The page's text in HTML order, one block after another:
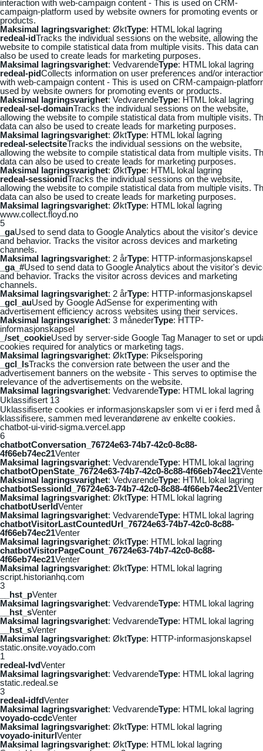
interaction with web-campaign content - This is used on CRM-
campaign-platform used by website owners for promoting events or
products.
Maksimal lagringsvarighet: ØktType: HTML lokal lagring
redeal-idTracks the individual sessions on the website, allowing the
website to compile statistical data from multiple visits. This data can
also be used to create leads for marketing purposes.
Maksimal lagringsvarighet: VedvarendeType: HTML lokal lagring
redeal-pidCollects information on user preferences and/or
with web-campaign content - This is used on CRM-campaign-
used by website owners for promoting events or products.
Maksimal lagringsvarighet: VedvarendeType: HTML lokal lagring
redeal-sel-domainTracks the individual sessions on the website,
allowing the website to compile statistical data from multiple visits.
data can also be used to create leads for marketing purposes.
Maksimal lagringsvarighet: ØktType: HTML lokal lagring
redeal-selectsiteTracks the individual sessions on the website,
allowing the website to compile statistical data from multiple visits.
data can also be used to create leads for marketing purposes.
Maksimal lagringsvarighet: ØktType: HTML lokal lagring
redeal-sessionidTracks the individual sessions on the website,
allowing the website to compile statistical data from multiple visits.
data can also be used to create leads for marketing purposes.
Maksimal lagringsvarighet: ØktType: HTML lokal lagring
www.collect.floyd.no
5
_gaUsed to send data to Google Analytics about the visitor's device
and behavior. Tracks the visitor across devices and marketing
channels.
Maksimal lagringsvarighet: 2 årType: HTTP-informasjonskapsel
_ga_#Used to send data to Google Analytics about the visitor's
and behavior. Tracks the visitor across devices and marketing
channels.
Maksimal lagringsvarighet: 2 årType: HTTP-informasjonskapsel
_gcl_auUsed by Google AdSense for experimenting with
advertisement efficiency across websites using their services.
Maksimal lagringsvarighet: 3 månederType: HTTP-
informasjonskapsel
_/set_cookieUsed by server-side Google Tag Manager to set or
cookies required for analytics or marketing tags.
Maksimal lagringsvarighet: ØktType: Pikselsporing
_gcl_lsTracks the conversion rate between the user and the
advertisement banners on the website - This serves to optimise the
relevance of the advertisements on the website.
Maksimal lagringsvarighet: VedvarendeType: HTML lokal lagring
Uklassifisert 13
Uklassifiserte cookies er informasjonskapsler som vi er i ferd med å
klassifisere, sammen med leverandørene av enkelte cookies.
chatbot-ui-virid-sigma.vercel.app
6
chatbotConversation_76724e63-74b7-42c0-8c88-
4f66eb74ec21Venter
Maksimal lagringsvarighet: VedvarendeType: HTML lokal lagring
chatbotOpenState_76724e63-74b7-42c0-8c88-4f66eb74ec21
Maksimal lagringsvarighet: VedvarendeType: HTML lokal lagring
chatbotSessionId_76724e63-74b7-42c0-8c88-4f66eb74ec21Venter
Maksimal lagringsvarighet: ØktType: HTML lokal lagring
chatbotUserIdVenter
Maksimal lagringsvarighet: VedvarendeType: HTML lokal lagring
chatbotVisitorLastCountedUrl_76724e63-74b7-42c0-8c88-
4f66eb74ec21Venter
Maksimal lagringsvarighet: ØktType: HTML lokal lagring
chatbotVisitorPageCount_76724e63-74b7-42c0-8c88-
4f66eb74ec21Venter
Maksimal lagringsvarighet: ØktType: HTML lokal lagring
script.historianhq.com
3
__hst_pVenter
Maksimal lagringsvarighet: VedvarendeType: HTML lokal lagring
__hst_sVenter
Maksimal lagringsvarighet: VedvarendeType: HTML lokal lagring
__hst_sVenter
Maksimal lagringsvarighet: ØktType: HTTP-informasjonskapsel
static.onsite.voyado.com
1
redeal-lvdVenter
Maksimal lagringsvarighet: VedvarendeType: HTML lokal lagring
static.redeal.se
3
redeal-idfdVenter
Maksimal lagringsvarighet: VedvarendeType: HTML lokal lagring
voyado-ccdcVenter
Maksimal lagringsvarighet: ØktType: HTML lokal lagring
voyado-initurlVenter
Maksimal lagringsvarighet: ØktType: HTML lokal lagring